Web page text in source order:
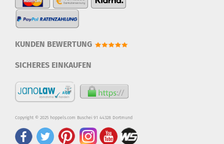
KUNDEN BEWERTUNG
SICHERES EINKAUFEN
Copyright © 2025 hoppels.com Buschei 91 44328 Dortmund